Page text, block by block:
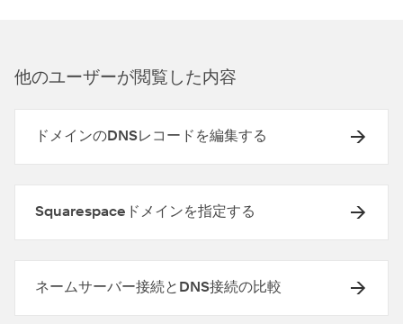
他のユ⁠ーザ⁠ーが閲覧した内容
ドメインのDNSレコードを編集する
Squarespaceドメインを指定する
ネームサーバー接続とDNS接続の比較